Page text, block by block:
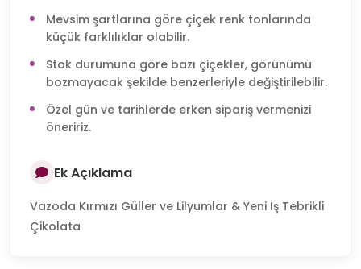
Mevsim şartlarına göre çiçek renk tonlarında
küçük farklılıklar olabilir.
Stok durumuna göre bazı çiçekler, görünümü
bozmayacak şekilde benzerleriyle değiştirilebilir.
Özel gün ve tarihlerde erken sipariş vermenizi
öneririz.
Ek Açıklama
Vazoda Kırmızı Güller ve Lilyumlar & Yeni İş Tebrikli
Çikolata